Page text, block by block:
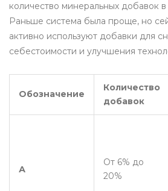
количество минеральных добавок
Раньше система была проще, но
активно используют добавки для
себестоимости и улучшения
Обозначение
Количество
добавок
А
От 6% до
20%